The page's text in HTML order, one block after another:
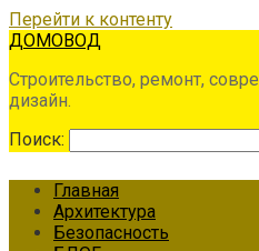
Перейти к контенту
ДОМОВОД
Строительство, ремонт,
дизайн.
Поиск:
Главная
Архитектура
Безопасность